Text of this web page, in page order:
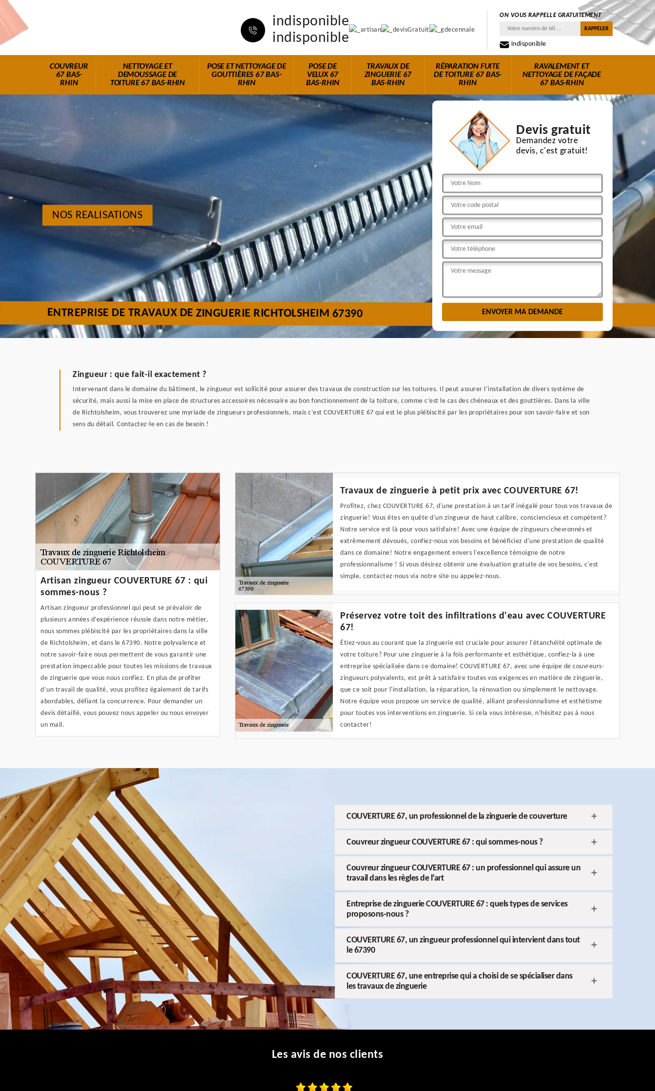
indisponible
indisponible
ON VOUS RAPPELLE GRATUITEMENT
indisponible
COUVREUR
67 BAS-
RHIN
NETTOYAGE ET
DEMOUSSAGE DE
TOITURE 67 BAS-RHIN
POSE ET NETTOYAGE DE
GOUTTIÈRES 67 BAS-
RHIN
POSE DE
VELUX 67
BAS-RHIN
TRAVAUX DE
ZINGUERIE 67
BAS-RHIN
RÉPARATION FUITE
DE TOITURE 67 BAS-
RHIN
RAVALEMENT ET
NETTOYAGE DE FAÇADE
67 BAS-RHIN
NOS REALISATIONS
Devis gratuit
Demandez votre
devis, c'est gratuit!
ENTREPRISE DE TRAVAUX DE ZINGUERIE RICHTOLSHEIM 67390
Zingueur : que fait-il exactement ?
Intervenant dans le domaine du bâtiment, le zingueur est sollicité pour assurer des travaux de construction sur les toitures. Il peut assurer l’installation de divers système de
sécurité, mais aussi la mise en place de structures accessoires nécessaire au bon fonctionnement de la toiture, comme c’est le cas des chéneaux et des gouttières. Dans la ville
de Richtolsheim, vous trouverez une myriade de zingueurs professionnels, mais c’est COUVERTURE 67 qui est le plus plébiscité par les propriétaires pour son savoir-faire et son
sens du détail. Contactez-le en cas de besoin !
Artisan zingueur COUVERTURE 67 : qui
sommes-nous ?
Artisan zingueur professionnel qui peut se prévaloir de
plusieurs années d’expérience réussie dans notre métier,
nous sommes plébiscité par les propriétaires dans la ville
de Richtolsheim, et dans le 67390. Notre polyvalence et
notre savoir-faire nous permettent de vous garantir une
prestation impeccable pour toutes les missions de travaux
de zinguerie que vous nous confiez. En plus de profiter
d’un travail de qualité, vous profitez également de tarifs
abordables, défiant la concurrence. Pour demander un
devis détaillé, vous pouvez nous appeler ou nous envoyer
un mail.
Travaux de zinguerie à petit prix avec COUVERTURE 67!
Profitez, chez COUVERTURE 67, d'une prestation à un tarif inégalé pour tous vos travaux de
zinguerie! Vous êtes en quête d'un zingueur de haut calibre, consciencieux et compétent?
Notre service est là pour vous satisfaire! Avec une équipe de zingueurs chevronnés et
extrêmement dévoués, confiez-nous vos besoins et bénéficiez d'une prestation de qualité
dans ce domaine! Notre engagement envers l'excellence témoigne de notre
professionnalisme ! Si vous désirez obtenir une évaluation gratuite de vos besoins, c'est
simple, contactez-nous via notre site ou appelez-nous.
Préservez votre toit des infiltrations d'eau avec COUVERTURE
67!
Étiez-vous au courant que la zinguerie est cruciale pour assurer l'étanchéité optimale de
votre toiture? Pour une zinguerie à la fois performante et esthétique, confiez-la à une
entreprise spécialisée dans ce domaine! COUVERTURE 67, avec une équipe de couvreurs-
zingueurs polyvalents, est prêt à satisfaire toutes vos exigences en matière de zinguerie,
que ce soit pour l'installation, la réparation, la rénovation ou simplement le nettoyage.
Notre équipe vous propose un service de qualité, alliant professionnalisme et esthétisme
pour toutes vos interventions en zinguerie. Si cela vous intéresse, n'hésitez pas à nous
contacter!
COUVERTURE 67, un professionnel de la zinguerie de couverture
Couvreur zingueur COUVERTURE 67 : qui sommes-nous ?
Couvreur zingueur COUVERTURE 67 : un professionnel qui assure un
travail dans les règles de l’art
Entreprise de zinguerie COUVERTURE 67 : quels types de services
proposons-nous ?
COUVERTURE 67, un zingueur professionnel qui intervient dans tout
le 67390
COUVERTURE 67, une entreprise qui a choisi de se spécialiser dans
les travaux de zinguerie
Les avis de nos clients